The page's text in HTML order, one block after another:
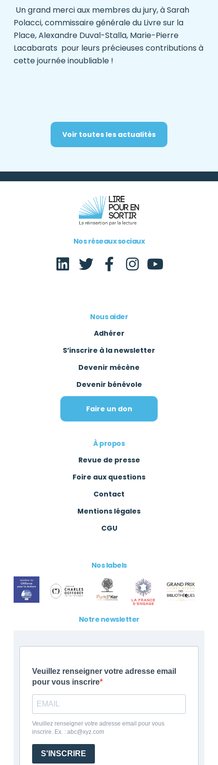
Un grand merci aux membres du jury, à Sarah
Polacci, commissaire générale du Livre sur la
Place, Alexandre Duval-Stalla, Marie-Pierre
Lacabarats pour leurs précieuses contributions à
cette journée inoubliable !
Voir toutes les actualités
Nos réseaux sociaux
Nous aider
Adhérer
S’inscrire à la newsletter
Devenir mécène
Devenir bénévole
Faire un don
À propos
Revue de presse
Foire aux questions
Contact
Mentions légales
CGU
Nos labels
Notre newsletter
Veuillez renseigner votre adresse email
pour vous inscrire
Veuillez renseigner votre adresse email pour vous
inscrire. Ex. : abc@xyz.com
S'INSCRIRE